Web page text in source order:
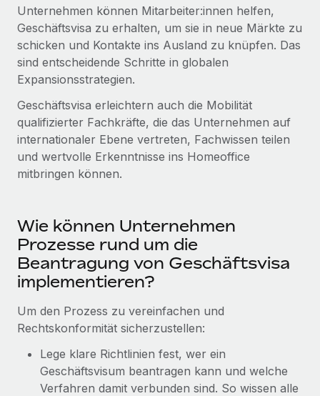
Wie Phiture 55 Mitarbeiter:innen in 19 Ländern
mit Remote verwaltet
Phiture ist der unumstrittene Marktführer im Bereich der
Wachstumsberatung für mobile Apps. Das...
Mehr erfahren
Unternehmen können Mitarbeiter:innen helfen,
Geschäftsvisa zu erhalten, um sie in neue Märkte zu
schicken und Kontakte ins Ausland zu knüpfen. Das
sind entscheidende Schritte in globalen
Expansionsstrategien.
Geschäftsvisa erleichtern auch die Mobilität
qualifizierter Fachkräfte, die das Unternehmen auf
internationaler Ebene vertreten, Fachwissen teilen
und wertvolle Erkenntnisse ins Homeoffice
mitbringen können.
Wie können Unternehmen
Prozesse rund um die
Beantragung von Geschäftsvisa
implementieren?
Um den Prozess zu vereinfachen und
Rechtskonformität sicherzustellen:
Lege klare Richtlinien fest, wer ein
Geschäftsvisum beantragen kann und welche
Verfahren damit verbunden sind. So wissen alle